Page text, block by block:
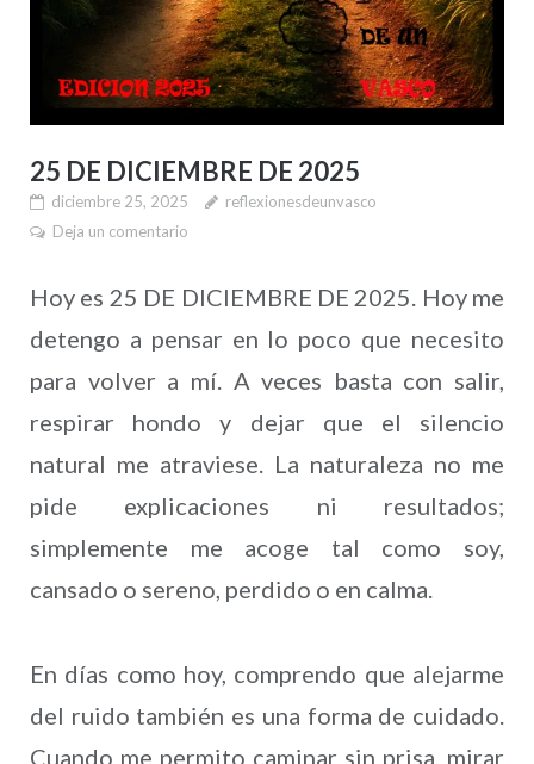
25 DE DICIEMBRE DE 2025
diciembre 25, 2025
reflexionesdeunvasco
Deja un comentario
Hoy es 25 DE DICIEMBRE DE 2025. Hoy me
detengo a pensar en lo poco que necesito
para volver a mí. A veces basta con salir,
respirar hondo y dejar que el silencio
natural me atraviese. La naturaleza no me
pide explicaciones ni resultados;
simplemente me acoge tal como soy,
cansado o sereno, perdido o en calma.
En días como hoy, comprendo que alejarme
del ruido también es una forma de cuidado.
Cuando me permito caminar sin prisa, mirar